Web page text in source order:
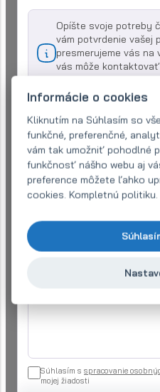
Opíšte svoje potreby
vám potvrdenie vašej
presmerujeme vás na
vás môže
uvedených
E-mail (povinné)*
Súhlasím s spracovanie
mojej žiadosti
Informácie o cookies
Kliknutím na Súhlasím so
funkčné, preferenčné,
vám tak umožniť pohodlné
funkčnosť nášho webu aj
preference môžete ľahko
cookies. Kompletnú politiku.